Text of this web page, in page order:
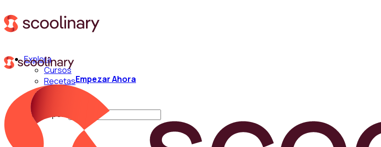
Explora
Cursos
Recetas
Buscar por:
Empezar Ahora